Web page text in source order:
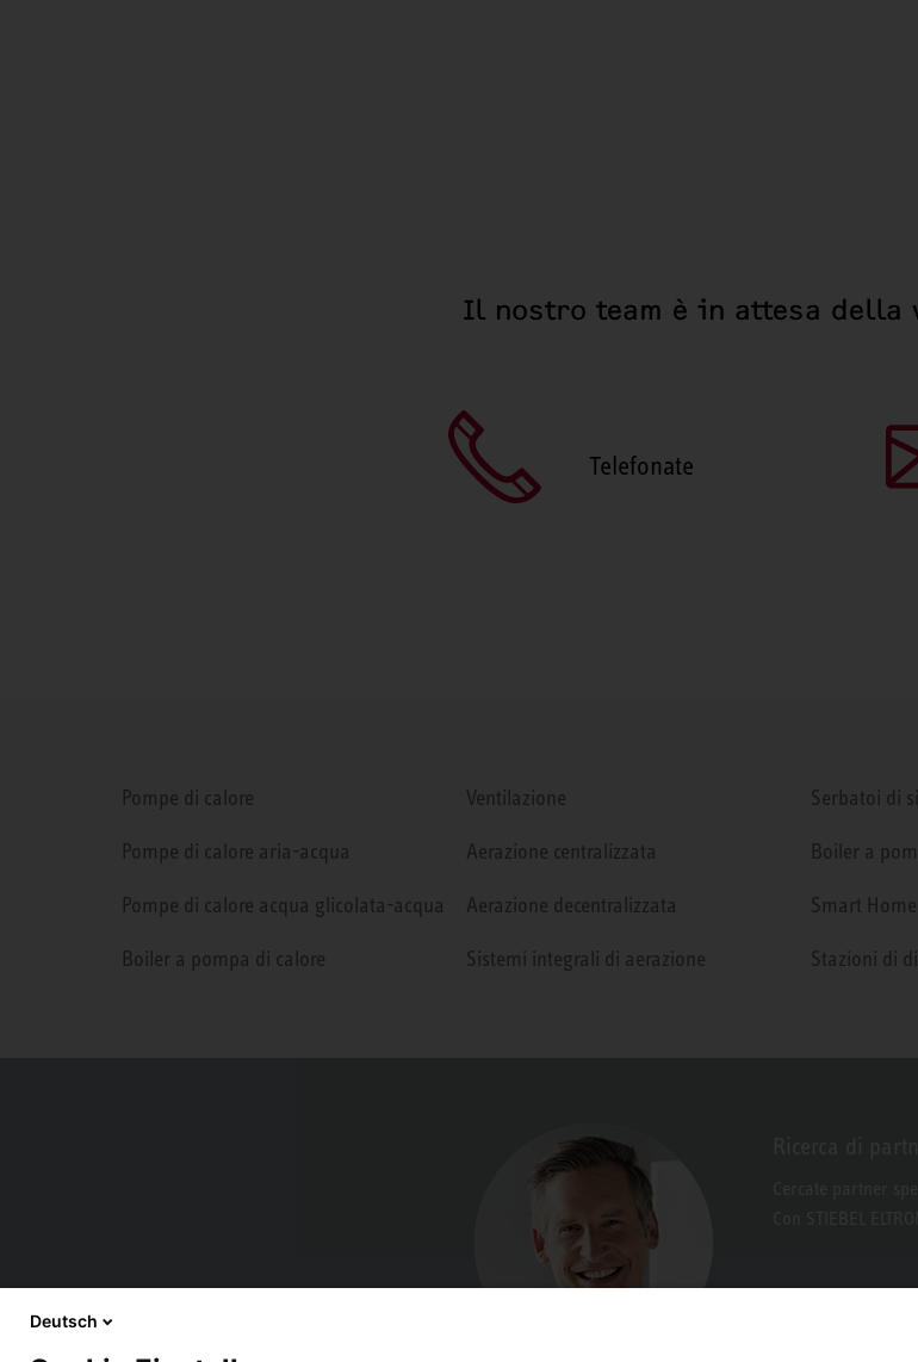
Il nostro team è in attesa della
Telefonate
Pompe di calore
Pompe di calore aria-acqua
Pompe di calore acqua glicolata-acqua
Boiler a pompa di calore
Ventilazione
Aerazione centralizzata
Aerazione decentralizzata
Sistemi integrali di aerazione
Serbatoi di
Boiler a
Smart Home
Stazioni di
Deutsch